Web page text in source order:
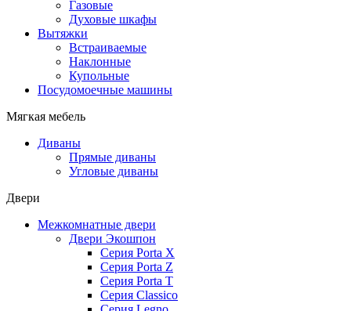
Газовые
Духовые шкафы
Вытяжки
Встраиваемые
Наклонные
Купольные
Посудомоечные машины
Мягкая мебель
Диваны
Прямые диваны
Угловые диваны
Двери
Межкомнатные двери
Двери Экошпон
Серия Porta X
Серия Porta Z
Серия Porta T
Серия Classico